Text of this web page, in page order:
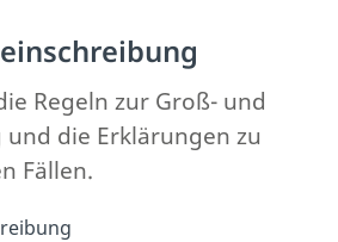
Regeln zur Groß- und
die Erklärungen zu
Fällen.